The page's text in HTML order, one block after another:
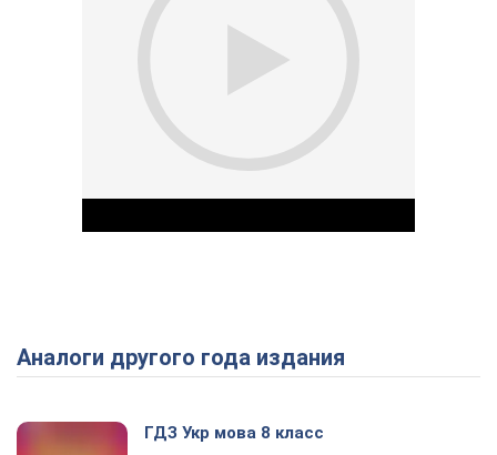
Play Video
Аналоги другого года издания
ГДЗ Укр мова 8 класс